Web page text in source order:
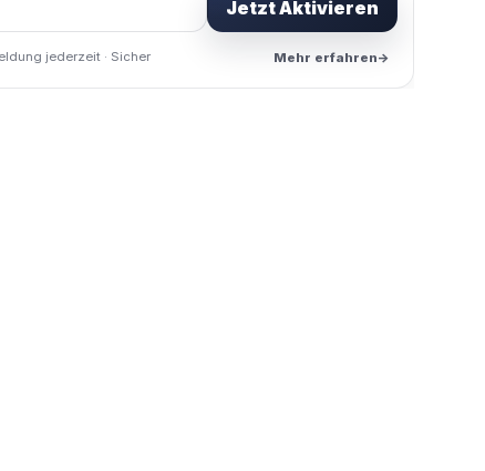
Jetzt Aktivieren
jederzeit · Sicher Mehr erfahren→